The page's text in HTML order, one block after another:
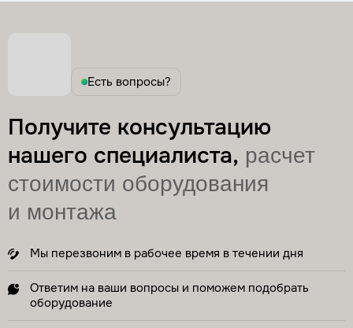
Есть вопросы?
Получите консультацию
нашего специалиста, расчет
стоимости оборудования
и монтажа
Мы перезвоним в рабочее время в течении дня
Ответим на ваши вопросы и поможем подобрать
оборудование